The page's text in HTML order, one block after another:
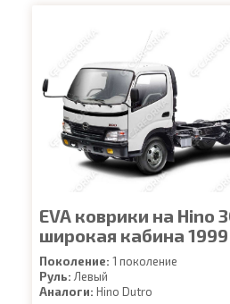
EVA коврики на Hino
широкая кабина 1999
Поколение: 1 поколение
Руль: Левый
Аналоги: Hino Dutro